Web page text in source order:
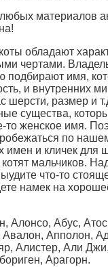
материалов
обладают
чертами.
подбирают имя,
и внутренних
шерсти, размер и
существа,
то женское имя.
по
имен и кличек для
мальчиков.
что-то
намек на
Алонсо, Абус,
Авалон, Апполон,
Алистер, Али
Арагорн.